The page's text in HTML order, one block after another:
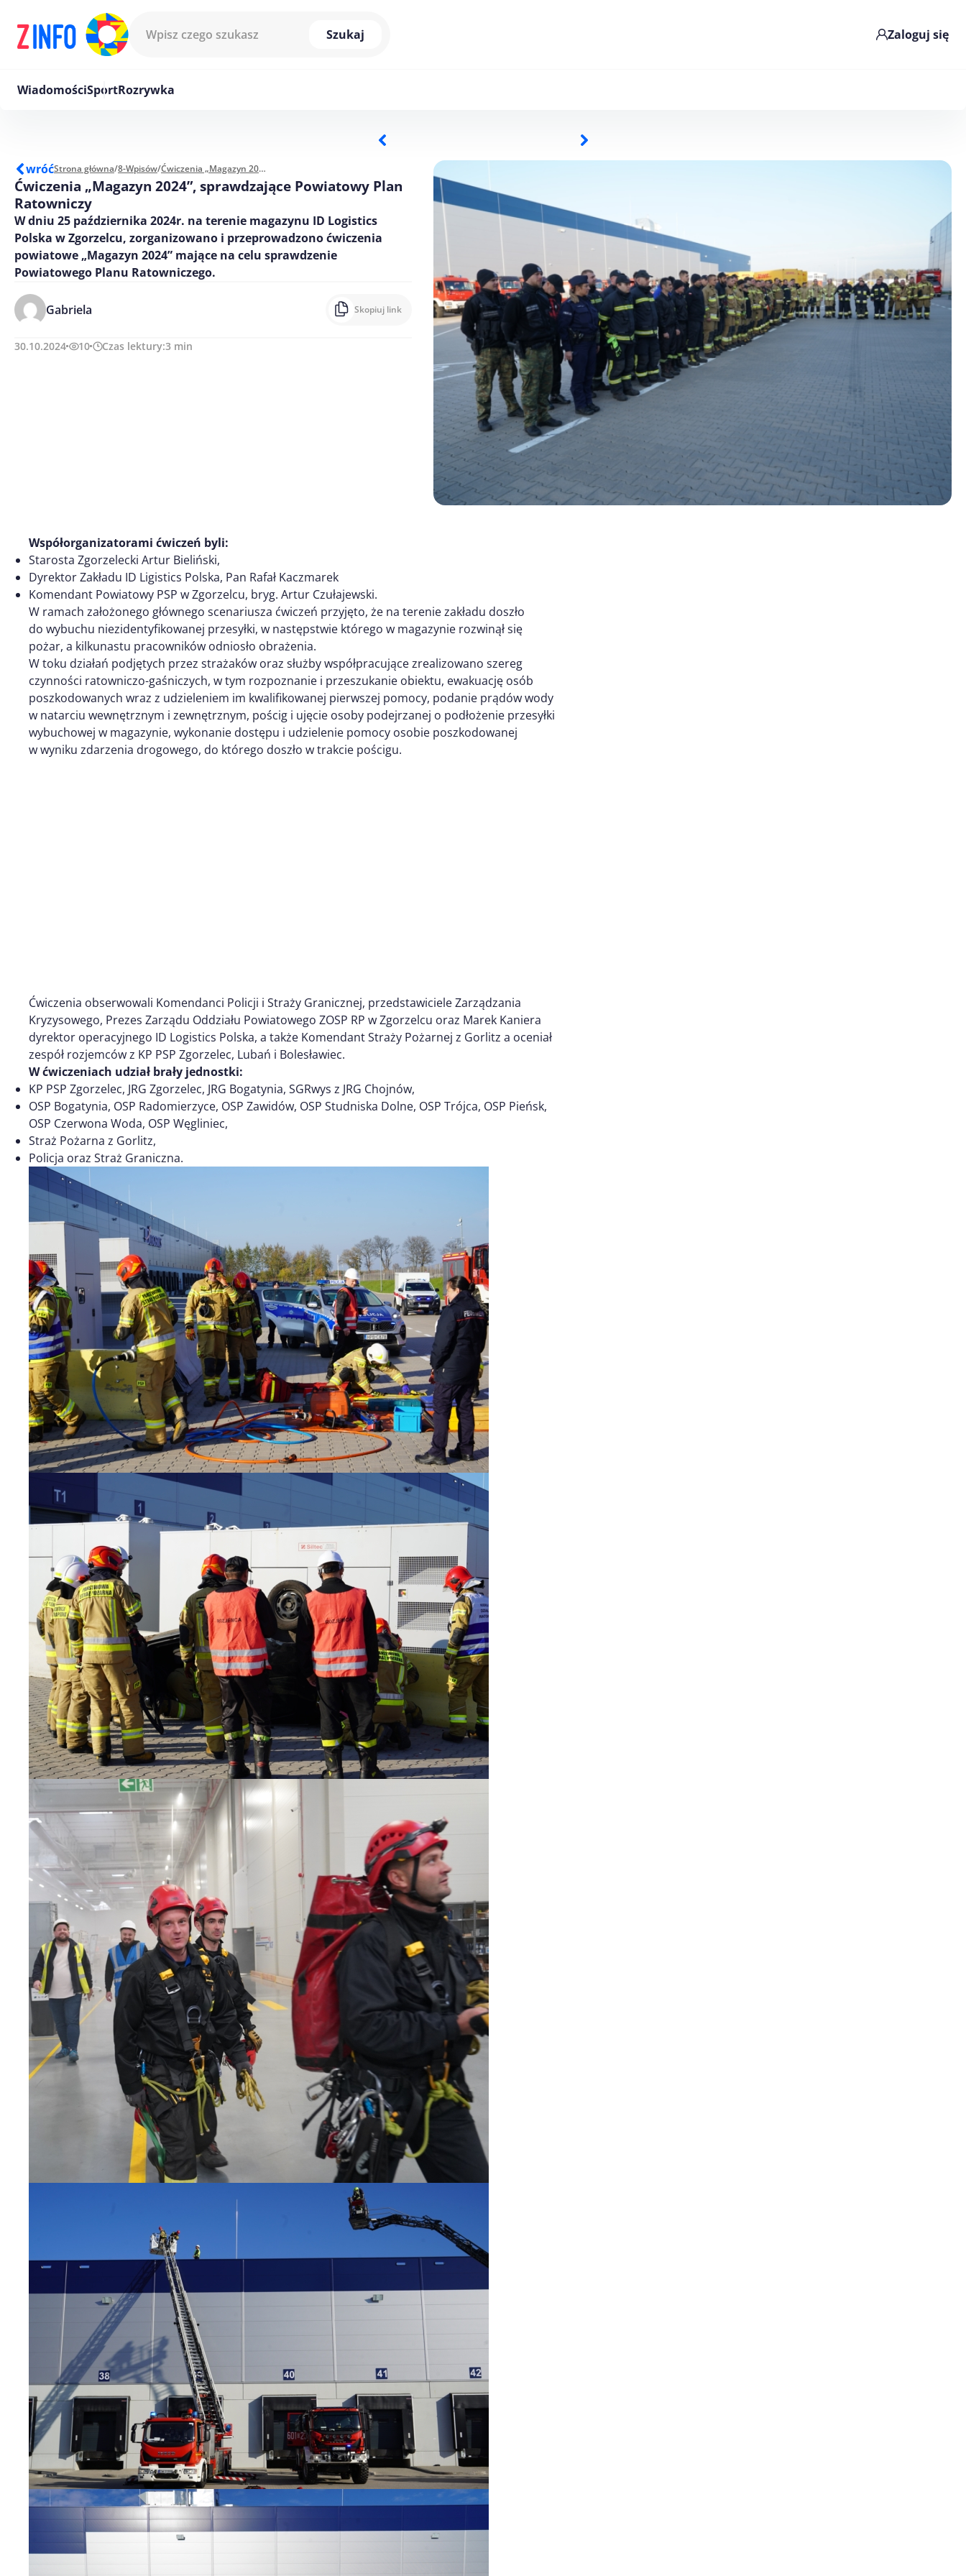
Szukaj
Zaloguj się
WiadomościSportRozrywka
wróćStrona główna/8-Wpisów/ Ćwiczenia „Magazyn 2024”, sprawdzające Powiatowy Plan Ratowniczy
Ćwiczenia „Magazyn 2024”, sprawdzające Powiatowy Plan
Ratowniczy
W dniu 25 października 2024r. na terenie magazynu ID Logistics
Polska w Zgorzelcu, zorganizowano i przeprowadzono ćwiczenia
powiatowe „Magazyn 2024” mające na celu sprawdzenie
Powiatowego Planu Ratowniczego.
Gabriela Skopiuj link
30.10.2024 10 Czas lektury:3 min
Współorganizatorami ćwiczeń byli:
Starosta Zgorzelecki Artur Bieliński,
Dyrektor Zakładu ID Ligistics Polska, Pan Rafał Kaczmarek
Komendant Powiatowy PSP w Zgorzelcu, bryg. Artur Czułajewski.
W ramach założonego głównego scenariusza ćwiczeń przyjęto, że na terenie zakładu doszło
do wybuchu niezidentyfikowanej przesyłki, w następstwie którego w magazynie rozwinął się
pożar, a kilkunastu pracowników odniosło obrażenia.
W toku działań podjętych przez strażaków oraz służby współpracujące zrealizowano szereg
czynności ratowniczo-gaśniczych, w tym rozpoznanie i przeszukanie obiektu, ewakuację osób
poszkodowanych wraz z udzieleniem im kwalifikowanej pierwszej pomocy, podanie prądów wody
w natarciu wewnętrznym i zewnętrznym, pościg i ujęcie osoby podejrzanej o podłożenie przesyłki
wybuchowej w magazynie, wykonanie dostępu i udzielenie pomocy osobie poszkodowanej
w wyniku zdarzenia drogowego, do którego doszło w trakcie pościgu.
Ćwiczenia obserwowali Komendanci Policji i Straży Granicznej, przedstawiciele Zarządzania
Kryzysowego, Prezes Zarządu Oddziału Powiatowego ZOSP RP w Zgorzelcu oraz Marek Kaniera
dyrektor operacyjnego ID Logistics Polska, a także Komendant Straży Pożarnej z Gorlitz a oceniał
zespół rozjemców z KP PSP Zgorzelec, Lubań i Bolesławiec.
W ćwiczeniach udział brały jednostki:
KP PSP Zgorzelec, JRG Zgorzelec, JRG Bogatynia, SGRwys z JRG Chojnów,
OSP Bogatynia, OSP Radomierzyce, OSP Zawidów, OSP Studniska Dolne, OSP Trójca, OSP Pieńsk,
OSP Czerwona Woda, OSP Węgliniec,
Straż Pożarna z Gorlitz,
Policja oraz Straż Graniczna.